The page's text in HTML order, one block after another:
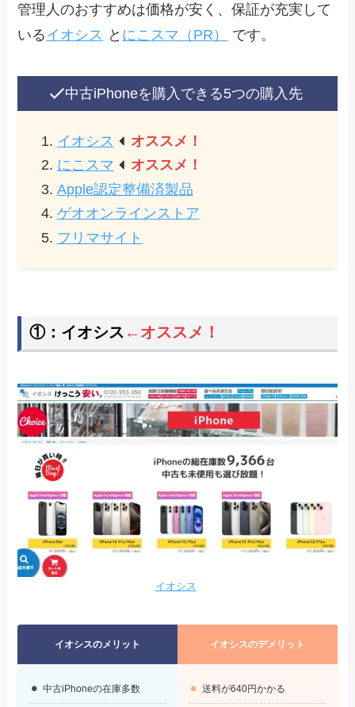
管理人のおすすめは価格が安く、保証が充実して
いる イオシス と にこスマ（PR） です。
中古iPhoneを購入できる5つの購入先
イオシス
オススメ！
にこスマ
オススメ！
Apple認定整備済製品
ゲオオンラインストア
フリマサイト
①：イオシス ←オススメ！
イオシス
イオシスのメリット イオシスのデメリット
中古iPhoneの在庫多数 送料が640円かかる